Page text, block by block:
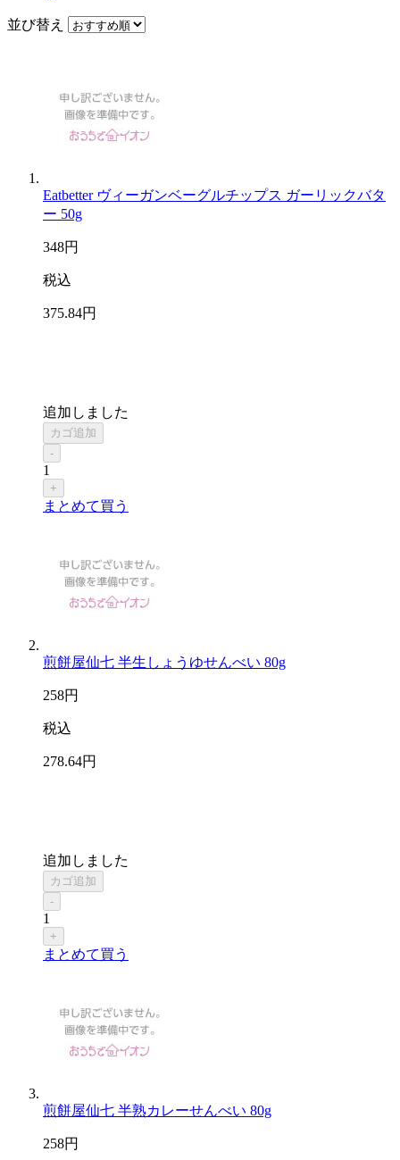
並び替え
Eatbetter ヴィーガンベーグルチップス ガーリックバタ
ー 50g
348円
税込
375.84円
追加しました
カゴ追加
-
1
+
まとめて買う
煎餅屋仙七 半生しょうゆせんべい 80g
258円
税込
278.64円
追加しました
カゴ追加
-
1
+
まとめて買う
煎餅屋仙七 半熟カレーせんべい 80g
258円